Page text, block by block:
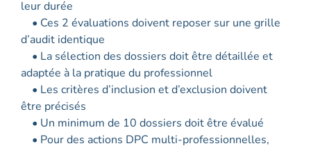
leur durée
• Ces 2 évaluations doivent reposer sur une grille
d’audit identique
• La sélection des dossiers doit être détaillée et
adaptée à la pratique du professionnel
• Les critères d’inclusion et d’exclusion doivent
être précisés
• Un minimum de 10 dossiers doit être évalué
• Pour des actions DPC multi-professionnelles,